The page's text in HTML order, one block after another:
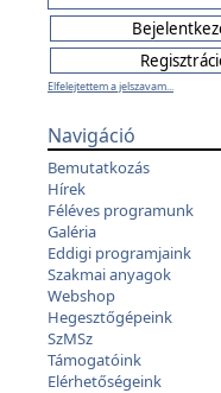
Elfelejtettem a jelszavam...
Navigáció
Bemutatkozás
Hírek
Féléves programunk
Galéria
Eddigi programjaink
Szakmai anyagok
Webshop
Hegesztőgépeink
SzMSz
Támogatóink
Elérhetőségeink